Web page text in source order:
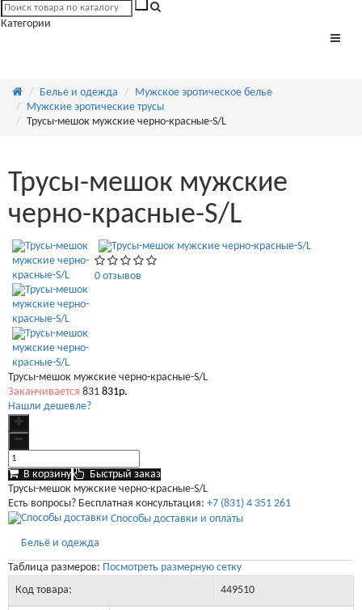
Категории
Белье и одежда
Мужское эротическое белье
Мужские эротические трусы
Трусы-мешок мужские черно-красные-S/L
Трусы-мешок мужские
черно-красные-S/L
0 отзывов
Трусы-мешок мужские черно-красные-S/L
Заканчивается 831 831р.
Нашли дешевле?
В корзину
Быстрый заказ
Трусы-мешок мужские черно-красные-S/L
Есть вопросы? Бесплатная консультация: +7 (831) 4 351 261
Способы доставки и оплаты
Бельё и одежда
Таблица размеров: Посмотреть размерную сетку
Код товара:
449510